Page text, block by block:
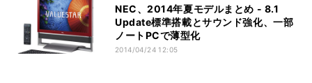
NEC、2014年夏モデルまとめ - 8.1
Update標準搭載とサウンド強化、一部
ノートPCで薄型化
2014/04/24 12:05